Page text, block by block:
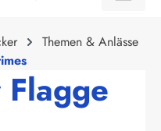
Themen & Anlässe
Flagge